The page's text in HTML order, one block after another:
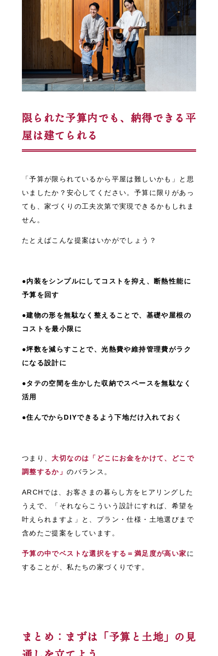
限られた予算内でも、納得できる平
屋は建てられる
「予算が限られているから平屋は難しいかも」と思
いましたか？安心してください。予算に限りがあっ
ても、家づくりの工夫次第で実現できるかもしれま
せん。
たとえばこんな提案はいかがでしょう？
●内装をシンプルにしてコストを抑え、断熱性能に
予算を回す
●建物の形を無駄なく整えることで、基礎や屋根の
コストを最小限に
●坪数を減らすことで、光熱費や維持管理費がラク
になる設計に
●タテの空間を生かした収納でスペースを無駄なく
活用
●住んでからDIYできるよう下地だけ入れておく
つまり、 大切なのは「どこにお金をかけて、どこで
調整するか」のバランス。
ARCHでは、お客さまの暮らし方をヒアリングした
うえで、「それならこういう設計にすれば、希望を
叶えられますよ」と、プラン・仕様・土地選びまで
含めたご提案をしています。
予算の中でベストな選択をする＝満足度が高い家に
することが、私たちの家づくりです。
まとめ：まずは「予算と土地」の見